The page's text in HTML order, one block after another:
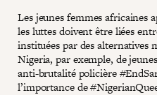
Les jeunes femmes africaines
les luttes doivent être liées
instituées par des alternatives
Nigeria, par exemple, de
anti-brutalité policière
l’importance de